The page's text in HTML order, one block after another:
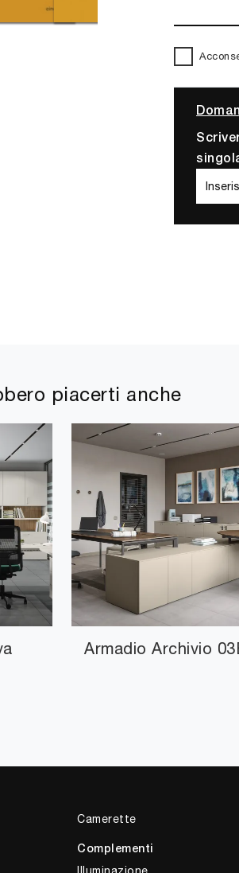
piacerti anche
Armadio Archivio
Camerette
Complementi